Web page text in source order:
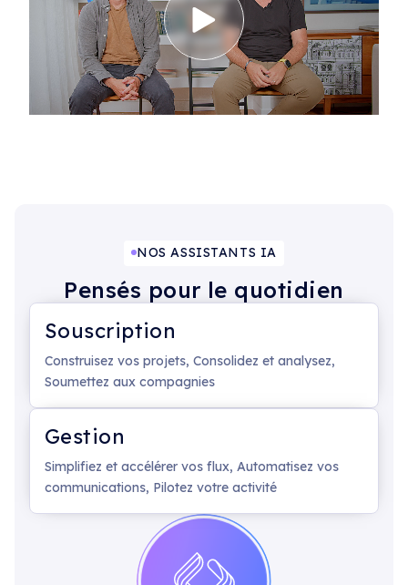
NOS ASSISTANTS IA
Pensés pour le quotidien
Souscription
Construisez vos projets, Consolidez et analysez,
Soumettez aux compagnies
Gestion
Simplifiez et accélérer vos flux, Automatisez vos
communications, Pilotez votre activité